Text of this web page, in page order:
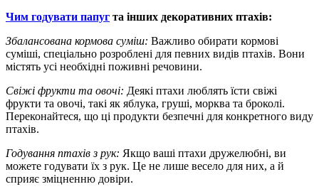
Чим годувати папуг та інших декоративних птахів:
Збалансована кормова суміш: Важливо обирати кормові
суміші, спеціально розроблені для певних видів птахів. Вони
містять усі необхідні поживні речовини.
Свіжі фрукти та овочі: Деякі птахи люблять їсти свіжі
фрукти та овочі, такі як яблука, груші, морква та броколі.
Переконайтеся, що ці продукти безпечні для конкретного виду
птахів.
Годування птахів з рук: Якщо ваші птахи дружелюбні, ви
можете годувати їх з рук. Це не лише весело для них, а й
сприяє зміцненню довіри.